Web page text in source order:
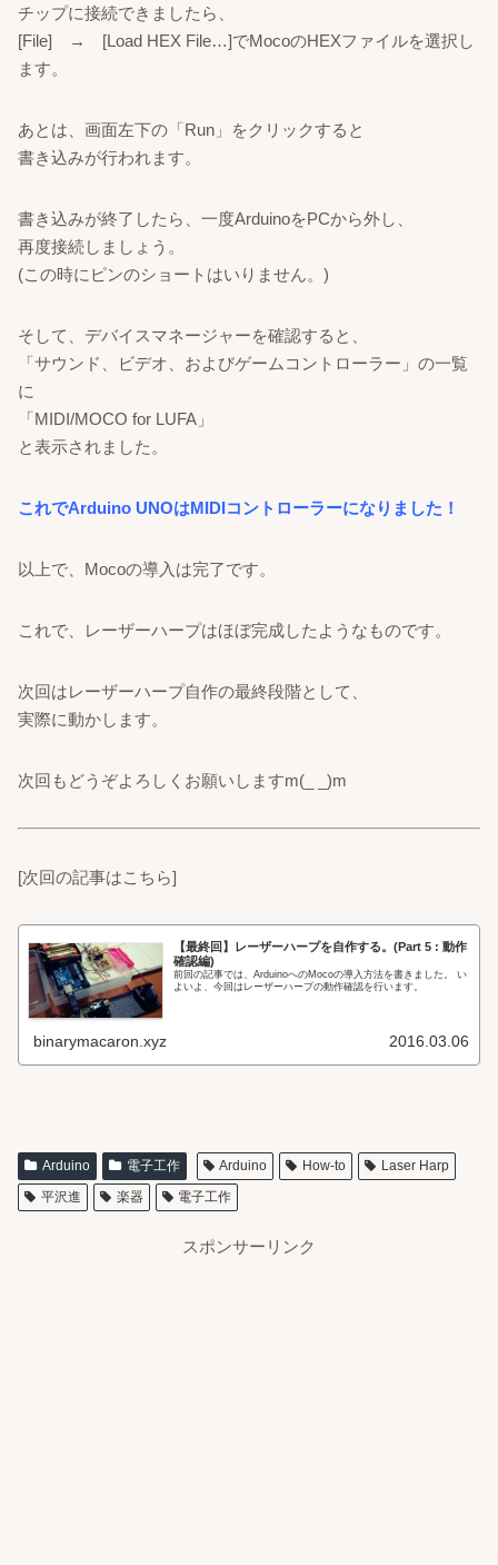
チップに接続できましたら、
[File] → [Load HEX File…]でMocoのHEXファイルを選択し
ます。
あとは、画面左下の「Run」をクリックすると
書き込みが行われます。
書き込みが終了したら、一度ArduinoをPCから外し、
再度接続しましょう。
(この時にピンのショートはいりません。)
そして、デバイスマネージャーを確認すると、
「サウンド、ビデオ、およびゲームコントローラー」の一覧
に
「MIDI/MOCO for LUFA」
と表示されました。
これでArduino UNOはMIDIコントローラーになりました！
以上で、Mocoの導入は完了です。
これで、レーザーハープはほぼ完成したようなものです。
次回はレーザーハープ自作の最終段階として、
実際に動かします。
次回もどうぞよろしくお願いしますm(_ _)m
[次回の記事はこちら]
【最終回】レーザーハープを自作する。(Part 5 : 動作
確認編)
前回の記事では、ArduinoへのMocoの導入方法を書きました。 い
よいよ、今回はレーザーハープの動作確認を行います。
binarymacaron.xyz 2016.03.06
Arduino 電子工作 Arduino How-to
Laser Harp
平沢進
楽器 電子工作
スポンサーリンク